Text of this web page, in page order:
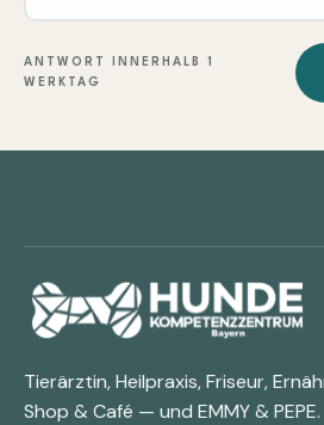
ANTWORT INNERHALB 1
WERKTAG
Tierärztin, Heilpraxis, Friseur,
Shop & Café — und EMMY &